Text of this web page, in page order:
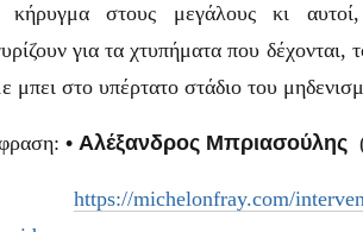
κήρυγμα στους μεγάλους κι
για τα χτυπήματα που δέχονται,
μπει στο υπέρτατο στάδιο του
• Αλέξανδρος Μπριασούλης
https://michelonfray.com/